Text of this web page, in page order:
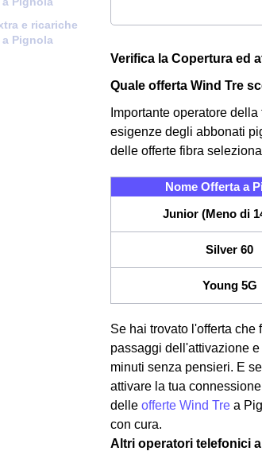
e ricariche
Pignola
Verifica la Copertura ed
Quale offerta Wind Tre
Importante operatore
esigenze degli abbonati
delle offerte fibra
Nome Offerta a
Junior (Meno di
Silver 60
Young 5G
Se hai trovato l'offerta
passaggi dell'attivazione
minuti senza pensieri. E
attivare la tua
delle offerte Wind Tre a
con cura.
Altri operatori telefonici